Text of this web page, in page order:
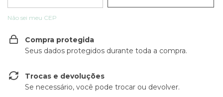
Não sei meu CEP
Compra protegida
Seus dados protegidos durante toda a compra.
Trocas e devoluções
Se necessário, você pode trocar ou devolver.